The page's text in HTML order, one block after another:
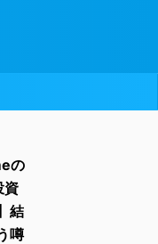
の
資
結
噂